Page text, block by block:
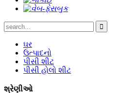
ઘર
ઉત્પાદનો
પીસી શીટ
પીસી હોલો શીટ
શ્રેણીઓ